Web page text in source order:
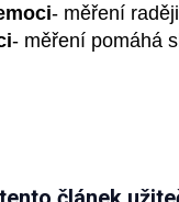
- měření
- měření pomáhá